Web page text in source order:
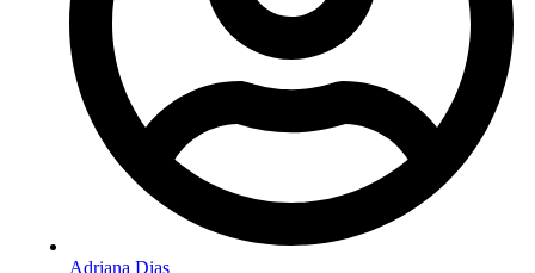
Adriana Dias